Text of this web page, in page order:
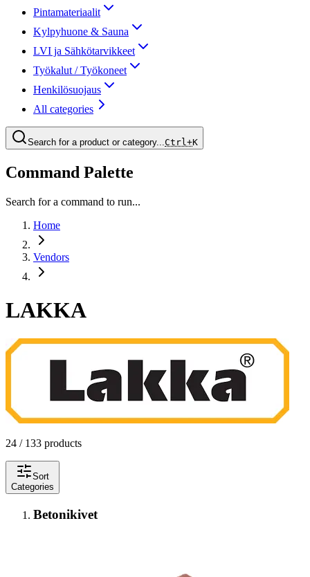
Pintamateriaalit
Kylpyhuone & Sauna
LVI ja Sähkötarvikkeet
Työkalut / Työkoneet
Henkilösuojaus
All categories
Search for a product or category...Ctrl+K
Command Palette
Search for a command to run...
Home
Vendors
LAKKA
24 / 133 products
Sort
Categories
Betonikivet